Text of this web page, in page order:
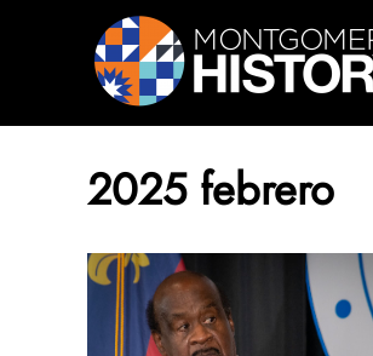
Saltar navegación
2025 febrero